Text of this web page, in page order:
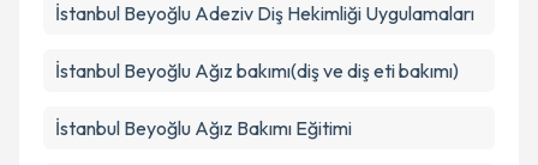
İstanbul Beyoğlu Adeziv Diş Hekimliği Uygulamaları
İstanbul Beyoğlu Ağız bakımı(diş ve diş eti bakımı)
İstanbul Beyoğlu Ağız Bakımı Eğitimi